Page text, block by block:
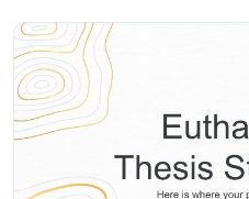
giảng dạy tất cả 50 tiểu
đồ của các tiểu bang khác
tông màu xanh lam, mọi thứ
Này, hãy thức dậy, chúng ta
một số trạng thái bị thiếu,
ở cuối mẫu, nơi bạn sẽ tìm
lại của chúng!